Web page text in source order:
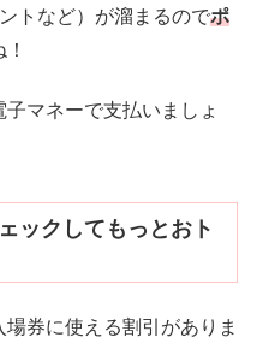
トなど）が溜まるのでポ
マネーで支払いましょ
ックしてもっとおト
券に使える割引がありま